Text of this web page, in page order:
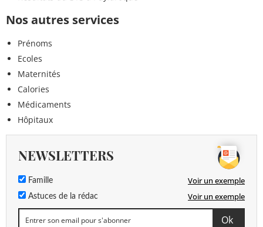
Nos autres services
Prénoms
Ecoles
Maternités
Calories
Médicaments
Hôpitaux
NEWSLETTERS
Famille Voir un exemple
Astuces de la rédac Voir un exemple